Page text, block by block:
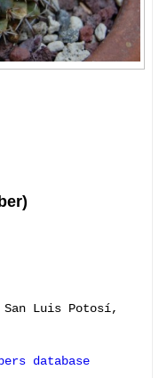
Luis Potosí,
database